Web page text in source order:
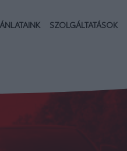
SZOLGÁLTATÁSOK